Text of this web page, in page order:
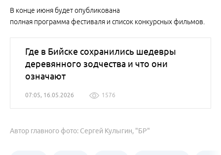
В конце июня будет опубликована
полная программа фестиваля и список конкурсных фильмов.
Где в Бийске сохранились шедевры
деревянного зодчества и что они
означают
07:05, 16.05.2026 1576
Автор главного фото: Сергей Кулыгин, "БР"